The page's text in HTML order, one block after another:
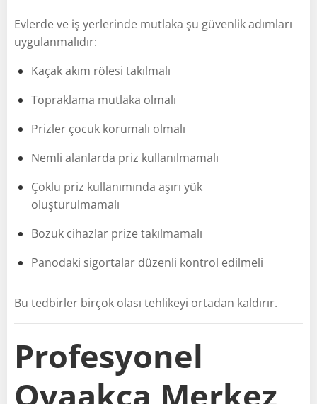
Evlerde ve iş yerlerinde mutlaka şu güvenlik adımları
uygulanmalıdır:
Kaçak akım rölesi takılmalı
Topraklama mutlaka olmalı
Prizler çocuk korumalı olmalı
Nemli alanlarda priz kullanılmamalı
Çoklu priz kullanımında aşırı yük
oluşturulmamalı
Bozuk cihazlar prize takılmamalı
Panodaki sigortalar düzenli kontrol edilmeli
Bu tedbirler birçok olası tehlikeyi ortadan kaldırır.
Profesyonel
Ovaakça Merkez,